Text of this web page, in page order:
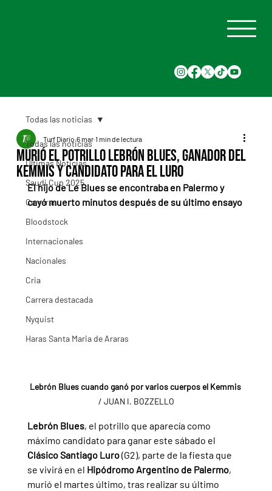
Todas las noticias
Últimas Noticias
Saudi Cup 2025
Carreras
Bloodstock
Internacionales
Nacionales
Cria
Carrera destacada
Nyquist
Haras Santa Maria de Araras
Todas las noticias
Murió el potrillo Lebrón Blues, ganador del
Kemmis y candidato para el Luro
Turf Diario 6 mar 1 min de lectura
El hijo de Le Blues se encontraba en Palermo y
cayó muerto minutos después de su último ensayo
Lebrón Blues cuando ganó por varios cuerpos el Kemmis
/ JUAN I. BOZZELLO
Lebrón Blues, el potrillo que aparecía como
máximo candidato para ganar este sábado el
Clásico Santiago Luro (G2), parte de la fiesta que
se vivirá en el Hipódromo Argentino de Palermo,
murió el martes último, tras realizar su último